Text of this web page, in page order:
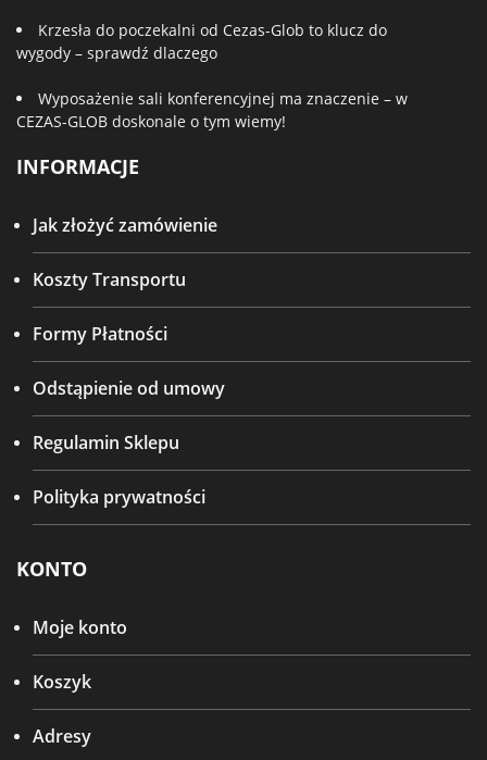
Krzesła do poczekalni od Cezas-Glob to klucz do
wygody – sprawdź dlaczego
Wyposażenie sali konferencyjnej ma znaczenie – w
CEZAS-GLOB doskonale o tym wiemy!
INFORMACJE
Jak złożyć zamówienie
Koszty Transportu
Formy Płatności
Odstąpienie od umowy
Regulamin Sklepu
Polityka prywatności
KONTO
Moje konto
Koszyk
Adresy